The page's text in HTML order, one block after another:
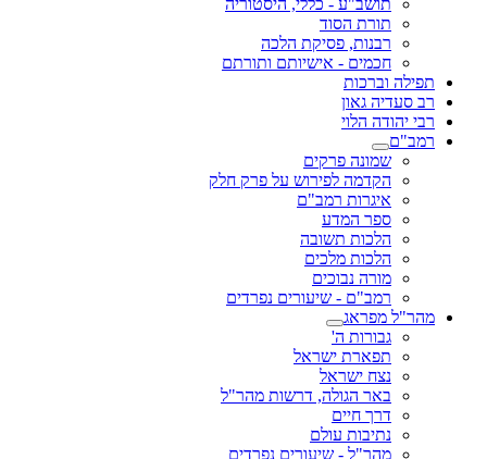
תושב"ע - כללי, היסטוריה
תורת הסוד
רבנות, פסיקת הלכה
חכמים - אישיותם ותורתם
תפילה וברכות
רב סעדיה גאון
רבי יהודה הלוי
רמב"ם
שמונה פרקים
הקדמה לפירוש על פרק חלק
איגרות רמב"ם
ספר המדע
הלכות תשובה
הלכות מלכים
מורה נבוכים
רמב"ם - שיעורים נפרדים
מהר"ל מפראג
גבורות ה'
תפארת ישראל
נצח ישראל
באר הגולה, דרשות מהר"ל
דרך חיים
נתיבות עולם
מהר"ל - שיעורים נפרדים